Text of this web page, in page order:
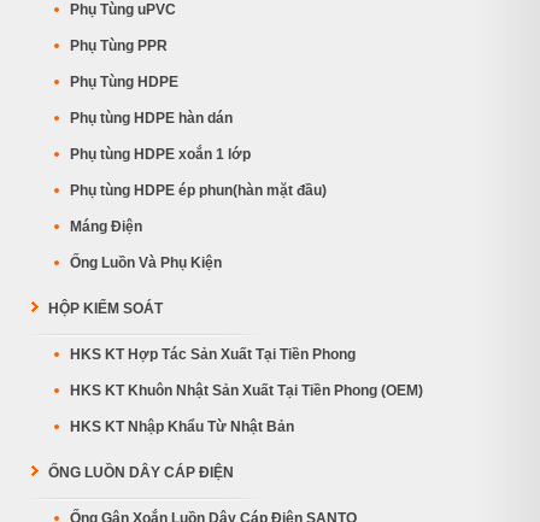
Phụ Tùng uPVC
Phụ Tùng PPR
Phụ Tùng HDPE
Phụ tùng HDPE hàn dán
Phụ tùng HDPE xoắn 1 lớp
Phụ tùng HDPE ép phun(hàn mặt đầu)
Máng Điện
Ống Luồn Và Phụ Kiện
HỘP KIỂM SOÁT
HKS KT Hợp Tác Sản Xuất Tại Tiền Phong
HKS KT Khuôn Nhật Sản Xuất Tại Tiền Phong (OEM)
HKS KT Nhập Khẩu Từ Nhật Bản
ỐNG LUỒN DÂY CÁP ĐIỆN
Ống Gân Xoắn Luồn Dây Cáp Điện SANTO